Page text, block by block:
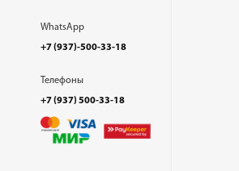
WhatsApp
+7 (937)-500-33-18
Телефоны
+7 (937) 500-33-18